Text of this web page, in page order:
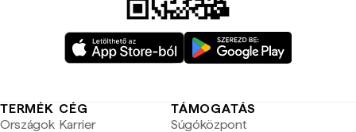
TERMÉK
Országok
CÉG
Karrier
TÁMOGATÁS
Súgóközpont